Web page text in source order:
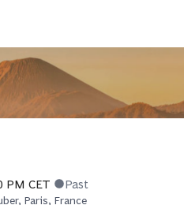
PM CET Past
Paris, France